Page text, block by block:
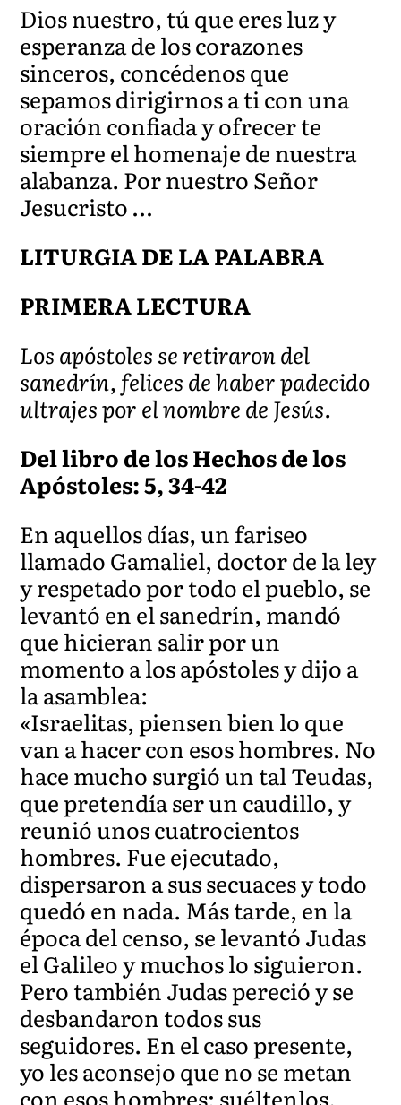
Dios nuestro, tú que eres luz y
esperanza de los corazones
sinceros, concédenos que
sepamos dirigirnos a ti con una
oración confiada y ofrecer te
siempre el homenaje de nuestra
alabanza. Por nuestro Señor
Jesucristo …
LITURGIA DE LA PALABRA
PRIMERA LECTURA
Los apóstoles se retiraron del
sanedrín, felices de haber padecido
ultrajes por el nombre de Jesús.
Del libro de los Hechos de los
Apóstoles: 5, 34-42
En aquellos días, un fariseo
llamado Gamaliel, doctor de la ley
y respetado por todo el pueblo, se
levantó en el sanedrín, mandó
que hicieran salir por un
momento a los apóstoles y dijo a
la asamblea:
«Israelitas, piensen bien lo que
van a hacer con esos hombres. No
hace mucho surgió un tal Teudas,
que pretendía ser un caudillo, y
reunió unos cuatrocientos
hombres. Fue ejecutado,
dispersaron a sus secuaces y todo
quedó en nada. Más tarde, en la
época del censo, se levantó Judas
el Galileo y muchos lo siguieron.
Pero también Judas pereció y se
desbandaron todos sus
seguidores. En el caso presente,
yo les aconsejo que no se metan
con esos hombres; suéltenlos.